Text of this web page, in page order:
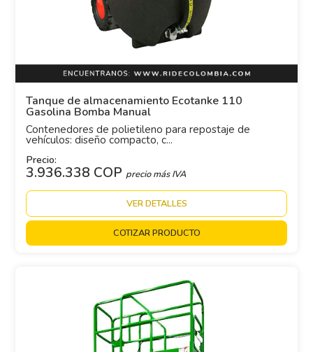
Tanque de almacenamiento Ecotanke 110
Gasolina Bomba Manual
Contenedores de polietileno para repostaje de
vehículos: diseño compacto, c...
Precio:
3.936.338 COPprecio más IVA
VER DETALLES
COTIZAR PRODUCTO